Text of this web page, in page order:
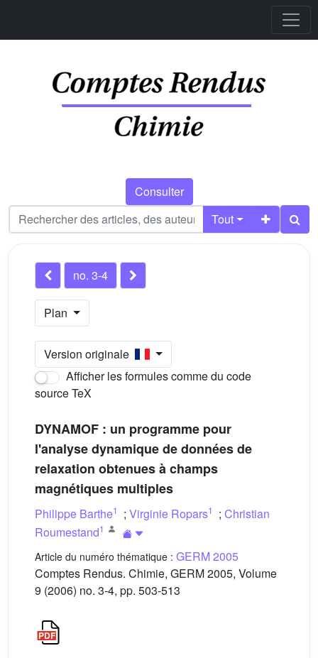
Consulter
Tout
no. 3-4
Plan
Version originale
Afficher les formules comme du code
source TeX
DYNAMOF : un programme pour
l'analyse dynamique de données de
relaxation obtenues à champs
magnétiques multiples
Philippe Barthe1 ; Virginie Ropars1 ; Christian
Roumestand1
Article du numéro thématique : GERM 2005
Comptes Rendus. Chimie, GERM 2005, Volume
9 (2006) no. 3-4, pp. 503-513